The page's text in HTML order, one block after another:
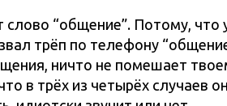
“общение”. Потому, что
трёп по телефону
ничто не помешает
в трёх из четырёх случаев